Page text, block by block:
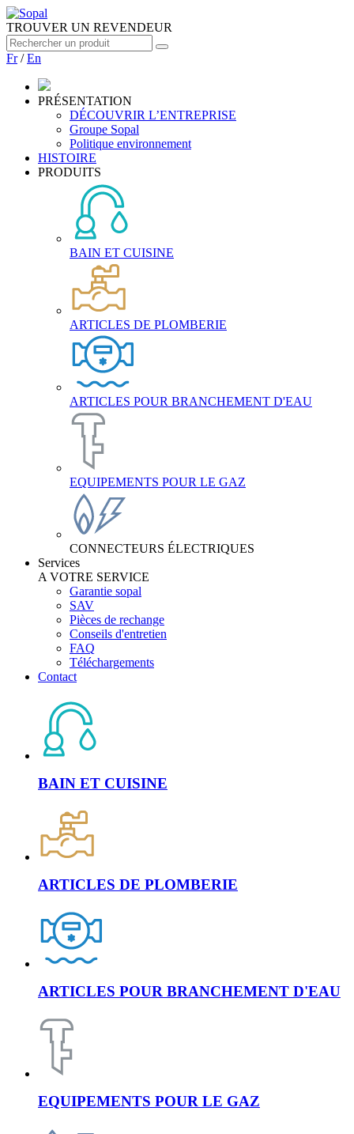
TROUVER UN REVENDEUR
Fr/En
PRÉSENTATION
DÉCOUVRIR L’ENTREPRISE
Groupe Sopal
Politique environnement
HISTOIRE
PRODUITS
BAIN ET CUISINE
ARTICLES DE PLOMBERIE
ARTICLES POUR BRANCHEMENT D'EAU
EQUIPEMENTS POUR LE GAZ
CONNECTEURS ÉLECTRIQUES
Services
A VOTRE SERVICE
Garantie sopal
SAV
Pièces de rechange
Conseils d'entretien
FAQ
Téléchargements
Contact
BAIN ET CUISINE
ARTICLES DE PLOMBERIE
ARTICLES POUR BRANCHEMENT D'EAU
EQUIPEMENTS POUR LE GAZ